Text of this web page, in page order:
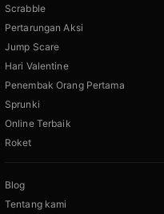
Scrabble
Pertarungan Aksi
Jump Scare
Hari Valentine
Penembak Orang Pertama
Sprunki
Online Terbaik
Roket
Blog
Tentang kami